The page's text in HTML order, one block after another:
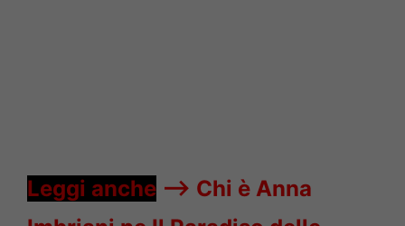
Leggi anche —-> Chi è Anna